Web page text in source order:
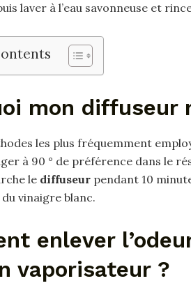
laver à l’eau savonneuse et
mon diffuseur
les plus fréquemment
à 90 ° de préférence dans le
le diffuseur pendant 10
vinaigre blanc.
enlever
vaporisateur ?